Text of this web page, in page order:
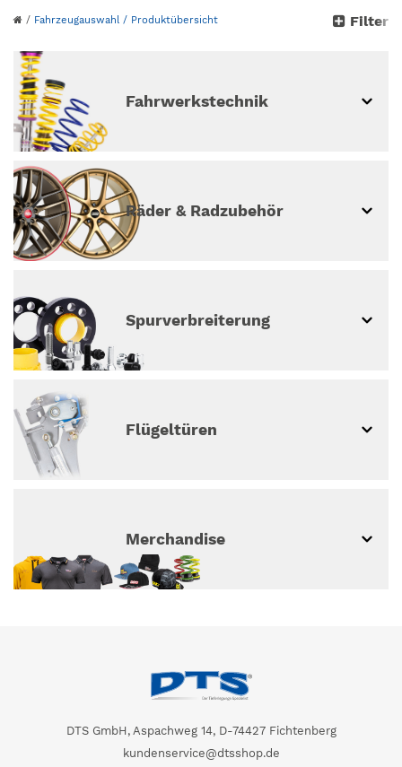
aus
weiter ohne Fahrzeugauswahl
/ Fahrzeugauswahl / Produktübersicht Filter
Fahrwerkstechnik
Räder & Radzubehör
Spur­ver­breiterung
Flügeltüren
Merchandise
DTS GmbH, Aspachweg 14, D-74427 Fichtenberg
kundenservice@dtsshop.de